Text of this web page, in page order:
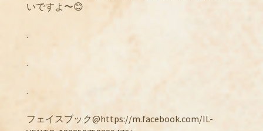
いですよ〜😊
.
.
.
フェイスブック@https://m.facebook.com/IL-